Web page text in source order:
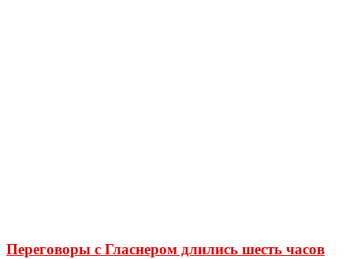
Переговоры с Гласнером длились шесть часов